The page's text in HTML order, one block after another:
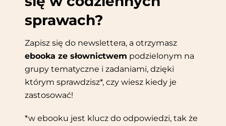
sprawach?
Zapisz się do newslettera, a otrzymasz
ebooka ze słownictwem podzielonym na
grupy tematyczne i zadaniami, dzięki
którym sprawdzisz*, czy wiesz kiedy je
zastosować!
*w ebooku jest klucz do odpowiedzi, tak że